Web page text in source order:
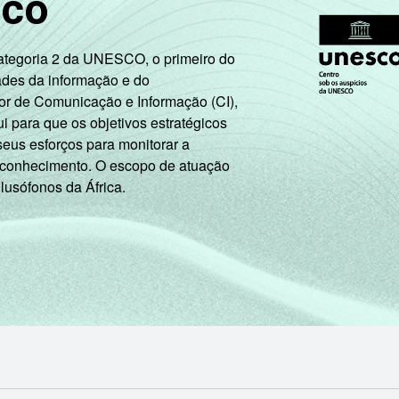
2 da UNESCO, o primeiro do
da informação e do
de Comunicação e Informação (CI),
para que os objetivos estratégicos
esforços para monitorar a
O escopo de atuação
da África.